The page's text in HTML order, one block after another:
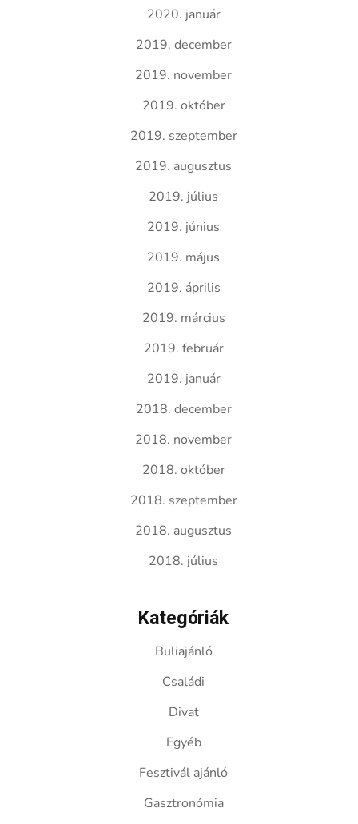
2020. január
2019. december
2019. november
2019. október
2019. szeptember
2019. augusztus
2019. július
2019. június
2019. május
2019. április
2019. március
2019. február
2019. január
2018. december
2018. november
2018. október
2018. szeptember
2018. augusztus
2018. július
Kategóriák
Buliajánló
Családi
Divat
Egyéb
Fesztivál ajánló
Gasztronómia